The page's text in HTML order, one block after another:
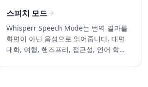
스피치 모드
Whisperr Speech Mode는 번역 결과를
화면이 아닌 음성으로 읽어줍니다. 대면
대화, 여행, 핸즈프리, 접근성, 언어 학습